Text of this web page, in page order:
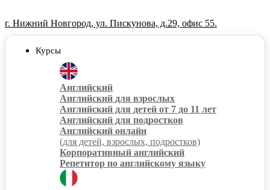
г. Нижний Новгород, ул. Пискунова, д.29, офис 55.
Курсы
Английский
Английский для взрослых
Английский для детей от 7 до 11 лет
Английский для подростков
Английский онлайн
(для детей, взрослых, подростков)
Корпоративный английский
Репетитор по английскому языку